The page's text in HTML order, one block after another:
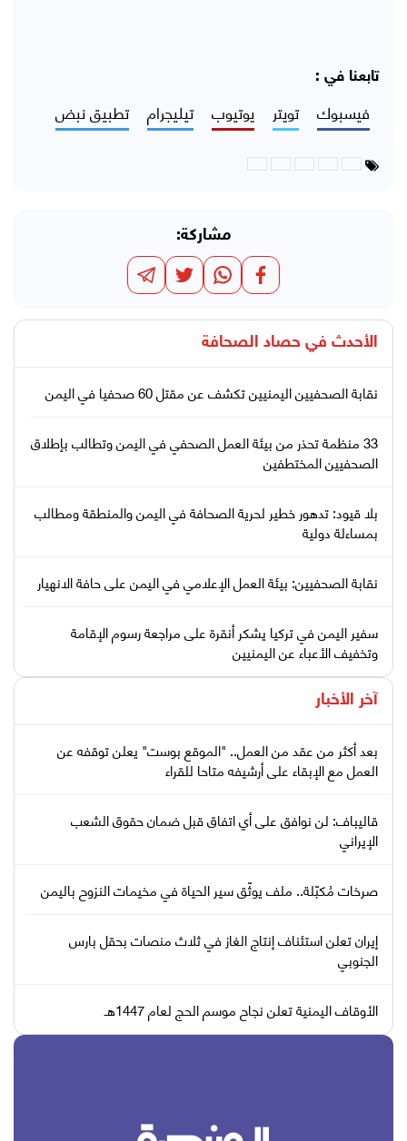
تابعنا في :
فيسبوك تويتر يوتيوب تيليجرام تطبيق نبض
مشاركة:
الأحدث في حصاد الصحافة
نقابة الصحفيين اليمنيين تكشف عن مقتل 60 صحفيا في اليمن
33 منظمة تحذر من بيئة العمل الصحفي في اليمن وتطالب بإطلاق
الصحفيين المختطفين
بلا قيود: تدهور خطير لحرية الصحافة في اليمن والمنطقة ومطالب
بمساءلة دولية
نقابة الصحفيين: بيئة العمل الإعلامي في اليمن على حافة الانهيار
سفير اليمن في تركيا يشكر أنقرة على مراجعة رسوم الإقامة
وتخفيف الأعباء عن اليمنيين
آخر الأخبار
بعد أكثر من عقد من العمل.. "الموقع بوست" يعلن توقفه عن
العمل مع الإبقاء على أرشيفه متاحا للقراء
قاليباف: لن نوافق على أي اتفاق قبل ضمان حقوق الشعب
الإيراني
صرخات مُكبّلة.. ملف يوثّق سير الحياة في مخيمات النزوح باليمن
إيران تعلن استئناف إنتاج الغاز في ثلاث منصات بحقل بارس
الجنوبي
الأوقاف اليمنية تعلن نجاح موسم الحج لعام 1447هـ